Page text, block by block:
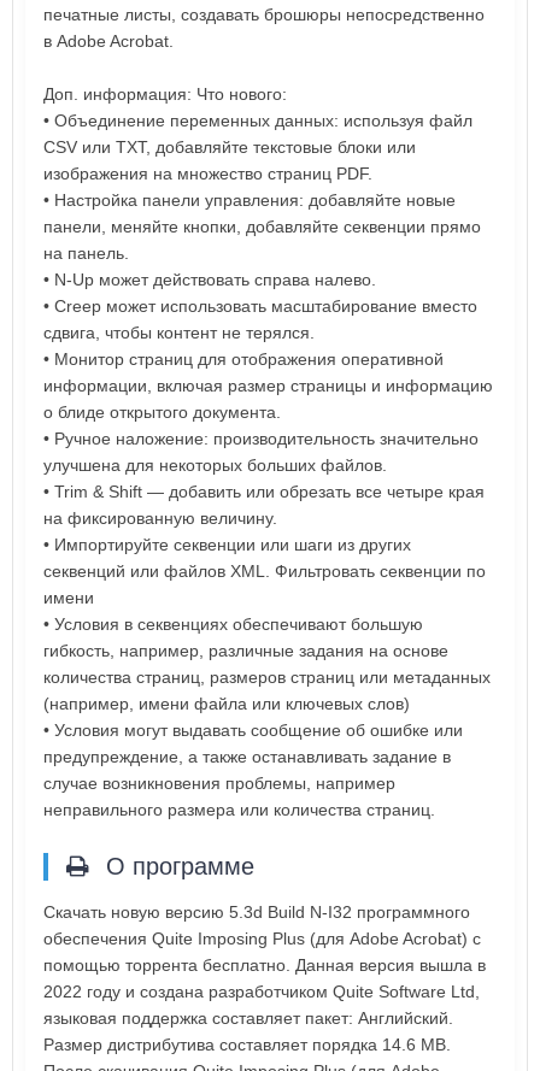
печатные листы, создавать брошюры непосредственно
в Adobe Acrobat.
Доп. информация: Что нового:
• Объединение переменных данных: используя файл
CSV или TXT, добавляйте текстовые блоки или
изображения на множество страниц PDF.
• Настройка панели управления: добавляйте новые
панели, меняйте кнопки, добавляйте секвенции прямо
на панель.
• N-Up может действовать справа налево.
• Creep может использовать масштабирование вместо
сдвига, чтобы контент не терялся.
• Монитор страниц для отображения оперативной
информации, включая размер страницы и информацию
о блиде открытого документа.
• Ручное наложение: производительность значительно
улучшена для некоторых больших файлов.
• Trim & Shift — добавить или обрезать все четыре края
на фиксированную величину.
• Импортируйте секвенции или шаги из других
секвенций или файлов XML. Фильтровать секвенции по
имени
• Условия в секвенциях обеспечивают большую
гибкость, например, различные задания на основе
количества страниц, размеров страниц или метаданных
(например, имени файла или ключевых слов)
• Условия могут выдавать сообщение об ошибке или
предупреждение, а также останавливать задание в
случае возникновения проблемы, например
неправильного размера или количества страниц.
О программе
Скачать новую версию 5.3d Build N-I32 программного
обеспечения Quite Imposing Plus (для Adobe Acrobat) с
помощью торрента бесплатно. Данная версия вышла в
2022 году и создана разработчиком Quite Software Ltd,
языковая поддержка составляет пакет: Английский.
Размер дистрибутива составляет порядка 14.6 MB.